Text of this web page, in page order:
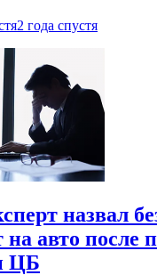
2 года спустя
назвал
на авто после
ЦБ